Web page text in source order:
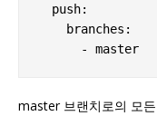
  push:
    branches:
master 브랜치로의 모